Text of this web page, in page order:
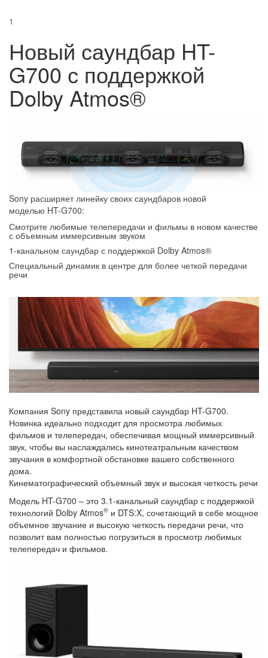
1
Новый саундбар HT-
G700 с поддержкой
Dolby Atmos®
Sony расширяет линейку своих саундбаров новой
моделью HT-G700:
Смотрите любимые телепередачи и фильмы в новом качестве
с объемным иммерсивным звуком
1-канальном саундбар с поддержкой Dolby Atmos®
Специальный динамик в центре для более четкой передачи
речи
Компания Sony представила новый саундбар HT-G700.
Новинка идеально подходит для просмотра любимых
фильмов и телепередач, обеспечивая мощный иммерсивный
звук, чтобы вы наслаждались кинотеатральным качеством
звучания в комфортной обстановке вашего собственного
дома.
Кинематографический объемный звук и высокая четкость речи
Модель HT-G700 – это 3.1-канальный саундбар с поддержкой
технологий Dolby Atmos® и DTS:X, сочетающий в себе мощное
объемное звучание и высокую четкость передачи речи, что
позволит вам полностью погрузиться в просмотр любимых
телепередач и фильмов.